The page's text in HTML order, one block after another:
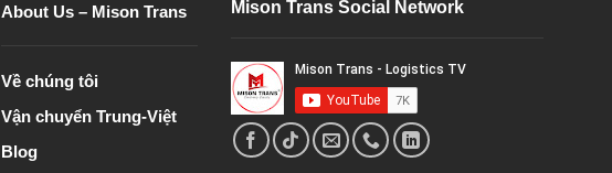
About Us – Mison Trans
Về chúng tôi
Vận chuyển Trung-Việt
Blog
Mison Trans Social Network